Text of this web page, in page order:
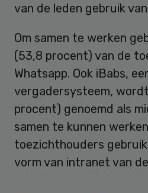
van de leden gebruik
Om samen te werken
(53,8 procent) van de
Whatsapp. Ook iBabs,
vergadersysteem,
procent) genoemd als
samen te kunnen
toezichthouders
vorm van intranet van